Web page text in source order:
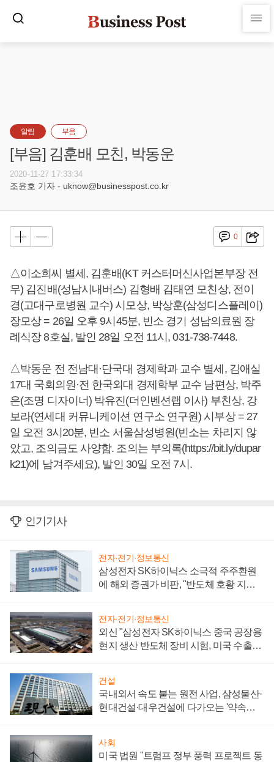
알림 부음
[부음] 김훈배 모친, 박동운
2020-11-27 17:33:34
조윤호 기자 - uknow@businesspost.co.kr
0
△이소희씨 별세, 김훈배(KT 커스터머신사업본부장 전
무) 김진배(성남시내버스) 김형배 김태연 모친상, 전이
경(고대구로병원 교수) 시모상, 박상훈(삼성디스플레이)
장모상 = 26일 오후 9시45분, 빈소 경기 성남의료원 장
례식장 8호실, 발인 28일 오전 11시, 031-738-7448.
△박동운 전 전남대·단국대 경제학과 교수 별세, 김애실
17대 국회의원·전 한국외대 경제학부 교수 남편상, 박주
은(조명 디자이너) 박유진(더인벤션랩 이사) 부친상, 강
보라(연세대 커뮤니케이션 연구소 연구원) 시부상 = 27
일 오전 3시20분, 빈소 서울삼성병원(빈소는 차리지 않
았고, 조의금도 사양함. 조의는 부의록(https://bit.ly/dupar
k21)에 남겨주세요), 발인 30일 오전 7시.
인기기사
전자·전기·정보통신
삼성전자 SK하이닉스 소극적 주주환원
에 해외 증권가 비판, "반도체 호황 지속
전자·전기·정보통신
외신 "삼성전자 SK하이닉스 중국 공장용
현지 생산 반도체 장비 시험, 미국 수출통
건설
국내외서 속도 붙는 원전 사업, 삼성물산·
현대건설·대우건설에 다가오는 '약속의
사회
미국 법원 "트럼프 정부 풍력 프로젝트 동